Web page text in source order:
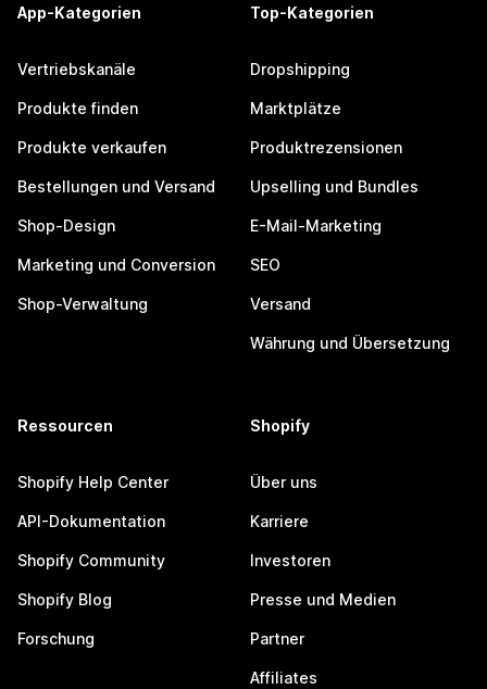
App-Kategorien
Vertriebskanäle
Produkte finden
Produkte verkaufen
Bestellungen und Versand
Shop-Design
Marketing und Conversion
Shop-Verwaltung
Top-Kategorien
Dropshipping
Marktplätze
Produktrezensionen
Upselling und Bundles
E-Mail-Marketing
SEO
Versand
Währung und Übersetzung
Ressourcen
Shopify Help Center
API-Dokumentation
Shopify Community
Shopify Blog
Forschung
Shopify
Über uns
Karriere
Investoren
Presse und Medien
Partner
Affiliates